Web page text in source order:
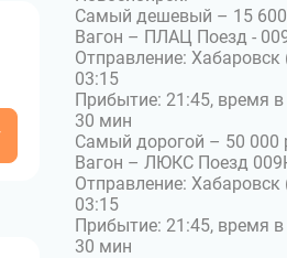
Самый дешевый – 15 600
Вагон – ПЛАЦ Поезд -
Отправление: Хабаровск
03:15
Прибытие: 21:45, время в
30 мин
Самый дорогой – 50 000
Вагон – ЛЮКС Поезд
Отправление: Хабаровск
03:15
Прибытие: 21:45, время в
30 мин